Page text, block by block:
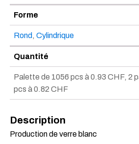
Forme
Rond , Cylindrique
Quantité
Palette de 1056 pcs à 0.93 CHF, 2
pcs à 0.82 CHF
Description
Production de verre blanc